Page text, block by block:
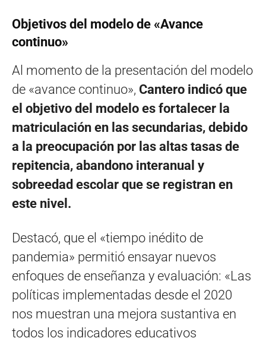
Objetivos del modelo de «Avance
continuo»
Al momento de la presentación del modelo
de «avance continuo», Cantero indicó que
el objetivo del modelo es fortalecer la
matriculación en las secundarias, debido
a la preocupación por las altas tasas de
repitencia, abandono interanual y
sobreedad escolar que se registran en
este nivel.
Destacó, que el «tiempo inédito de
pandemia» permitió ensayar nuevos
enfoques de enseñanza y evaluación: «Las
políticas implementadas desde el 2020
nos muestran una mejora sustantiva en
todos los indicadores educativos